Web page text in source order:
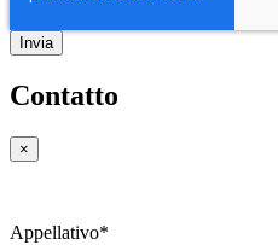
Contatto
×
Appellativo*